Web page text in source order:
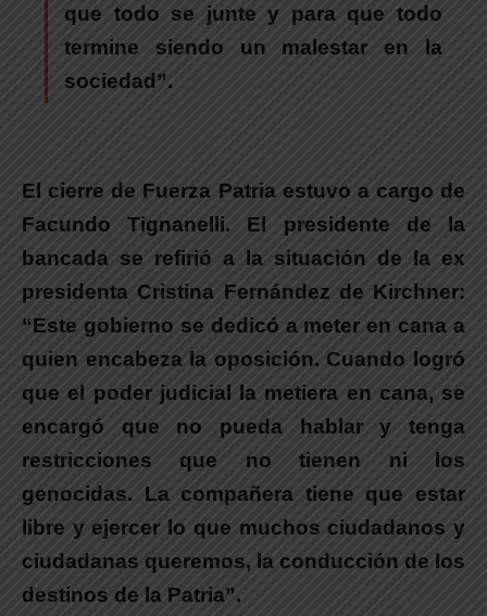
que todo se junte y para que todo
termine siendo un malestar en la
sociedad”.
El cierre de Fuerza Patria estuvo a cargo de
Facundo Tignanelli. El presidente de la
bancada se refirió a la situación de la ex
presidenta Cristina Fernández de Kirchner:
“Este gobierno se dedicó a meter en cana a
quien encabeza la oposición. Cuando logró
que el poder judicial la metiera en cana, se
encargó que no pueda hablar y tenga
restricciones que no tienen ni los
genocidas. La compañera tiene que estar
libre y ejercer lo que muchos ciudadanos y
ciudadanas queremos, la conducción de los
destinos de la Patria”.